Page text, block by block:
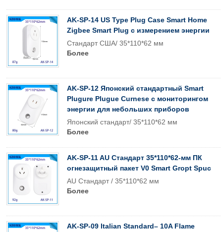
AK-SP-14 US Type Plug Case Smart Home
Zigbee Smart Plug с измерением энергии
Стандарт США/ 35*110*62 мм
Более
AK-SP-12 Японский стандартный Smart
Plugure Plugue Curnese с мониторингом
энергии для небольших приборов
Японский стандарт/ 35*110*62 мм
Более
AK-SP-11 AU Стандарт 35*110*62-мм ПК
огнезащитный пакет V0 Smart Gropt Spuc
AU Стандарт / 35*110*62 мм
Более
AK-SP-09 Italian Standard– 10A Flame